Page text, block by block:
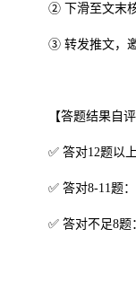
② 下滑至文末
③ 转发推文，
【答题结果自评
✅ 答对12题以
✅ 答对8-11 题
✅ 答对不足8题